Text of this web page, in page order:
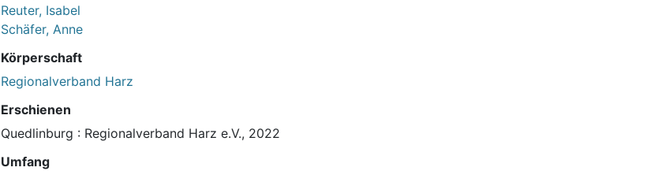
Reuter, Isabel
Schäfer, Anne
Körperschaft
Regionalverband Harz
Erschienen
Quedlinburg : Regionalverband Harz e.V., 2022
Umfang